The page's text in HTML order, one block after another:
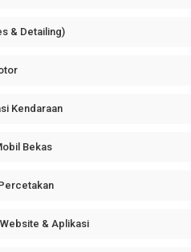
& Detailing)
Kendaraan
Bekas
& Aplikasi